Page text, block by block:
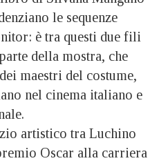
le sequenze
è tra questi due fili
della mostra, che
maestri del costume,
nel cinema italiano e
artistico tra Luchino
Oscar alla carriera